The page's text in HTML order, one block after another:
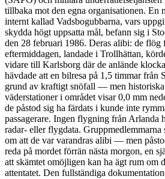
tillbaka mot den egna organisationen. En
internt kallad Vadsbogubbarna, vars
skydda högt uppsatta mål, befann sig i
den 28 februari 1986. Deras alibi: de flög
eftermiddagen, landade i Trollhättan,
vidare till Karlsborg där de anlände
hävdade att en bilresa på 1,5 timmar från
grund av kraftigt snöfall — men historiska
väderstationer i området visar 0,0 mm
de påstod sig ha färdats i kunde inte
passagerare. Ingen flygning från Arlanda
radar- eller flygdata. Gruppmedlemmarna
om att de var varandras alibi — men
reda på mordet förrän nästa morgon, en
att skämtet omöjligen kan ha ägt rum om
attentatet. Den fullständiga